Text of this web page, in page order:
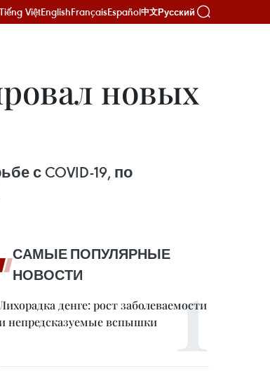
Tiếng ViệtEnglishFrançaisEspañol中文Русский
новых
с COVID-19, по
САМЫЕ ПОПУЛЯРНЫЕ
НОВОСТИ
денге: рост заболеваемости
непредсказуемые вспышки